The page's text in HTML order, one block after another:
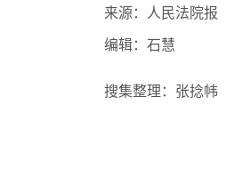
来源： 人民法院报
编辑：石慧
搜集整理：张捻帏